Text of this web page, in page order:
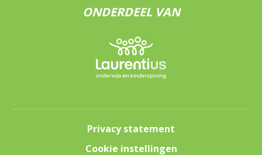
ONDERDEEL VAN
Privacy statement
Cookie instellingen